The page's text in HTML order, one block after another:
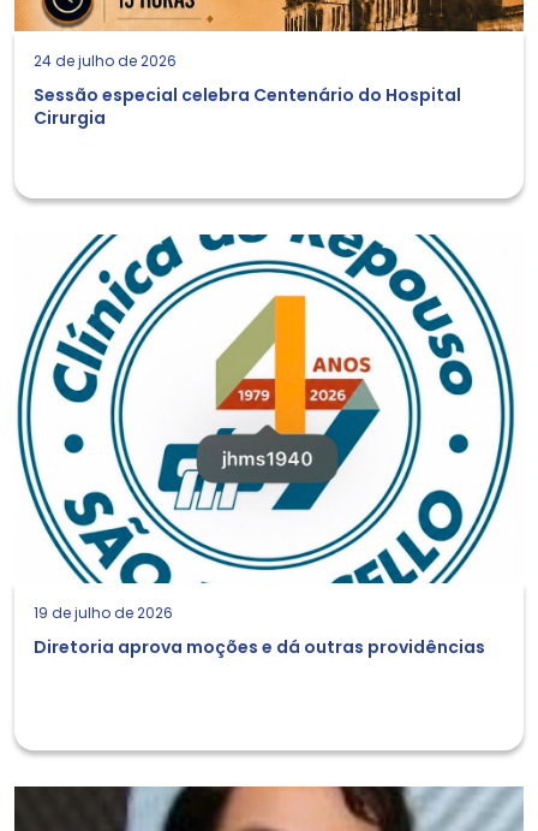
24 de julho de 2026
Sessão especial celebra Centenário do Hospital
Cirurgia
19 de julho de 2026
Diretoria aprova moções e dá outras providências